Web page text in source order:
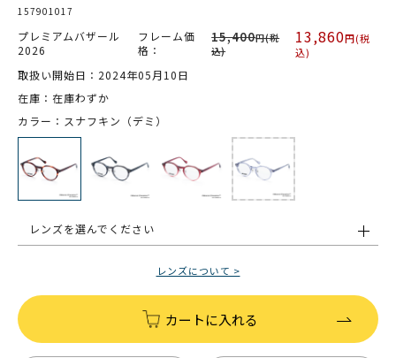
157901017
プレミアムバザール
2026
フレーム価
格：
15,400円(税
込)
13,860円(税
込)
取扱い開始日：2024年05月10日
在庫：在庫わずか
カラー：スナフキン（デミ）
レンズを選んでください
レンズについて >
カートに入れる